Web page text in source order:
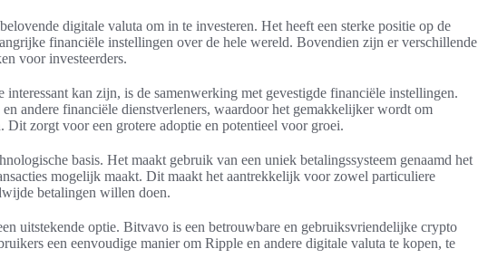
digitale valuta om in te investeren. Het heeft een sterke positie op de
financiële instellingen over de hele wereld. Bovendien zijn er verschillende
voor investeerders.
kan zijn, is de samenwerking met gevestigde financiële instellingen.
andere financiële dienstverleners, waardoor het gemakkelijker wordt om
Dit zorgt voor een grotere adoptie en potentieel voor groei.
basis. Het maakt gebruik van een uniek betalingssysteem genaamd het
mogelijk maakt. Dit maakt het aantrekkelijk voor zowel particuliere
betalingen willen doen.
uitstekende optie. Bitvavo is een betrouwbare en gebruiksvriendelijke crypto
een eenvoudige manier om Ripple en andere digitale valuta te kopen, te